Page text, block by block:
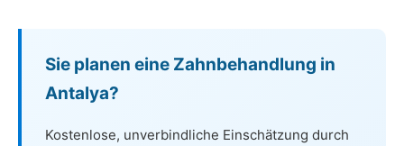
Sie planen eine Zahnbehandlung in
Antalya?
Kostenlose, unverbindliche Einschätzung durch